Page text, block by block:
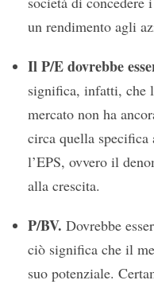
un rendimento agli
Il P/E dovrebbe
significa, infatti, che
mercato non ha
circa quella specifica
l’EPS, ovvero il
alla crescita.
P/BV. Dovrebbe
ciò significa che il
suo potenziale.